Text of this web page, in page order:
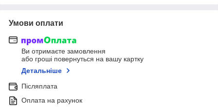
Умови оплати
Ви отримаєте замовлення
або гроші повернуться на вашу картку
Детальніше
Післяплата
Оплата на рахунок